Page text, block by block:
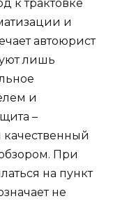
к трактовке
и
автоюрист
лишь
и
–
качественный
При
на пункт
не